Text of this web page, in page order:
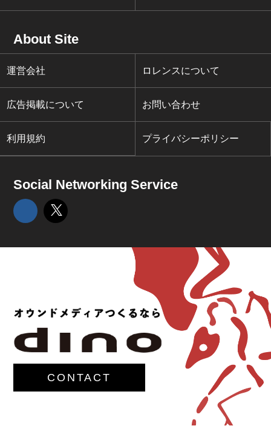
About Site
運営会社 ロレンスについて
広告掲載について お問い合わせ
利用規約 プライバシーポリシー
Social Networking Service
CONTACT